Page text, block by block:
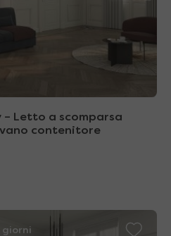
– Letto a scomparsa
contenitore
giorni